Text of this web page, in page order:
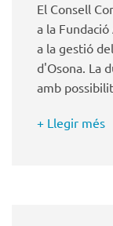
El Consell
a la
a la gestió
d'Osona. La
amb
+ Llegir més